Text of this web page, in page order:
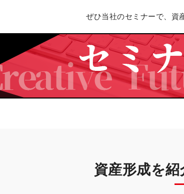
ぜひ当社のセミナーで、資
資産形成を